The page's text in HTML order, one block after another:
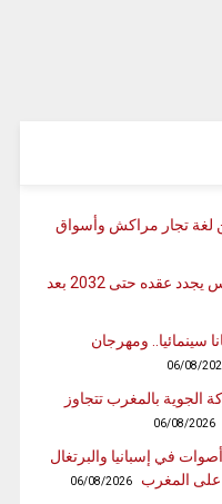
أبرز 40 كلمة من لغة تجار مراكش وأسواق
ريال مدريد يحسم الجدل.. فينيسيوس يجدد عقده حتى 2032 بعد
لدعم 40 مهرجانا سينمائيا.. ومهرجان
06/08/
بالمغرب تتجاوز
06/08/2026
لتسييس مونديال 2030.. أصوات في إسبانيا والبرتغال
على المغرب
06/08/2026